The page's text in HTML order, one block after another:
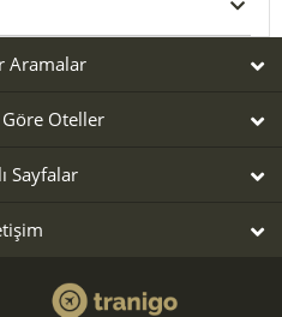
Aramalar
Göre Oteller
Sayfalar